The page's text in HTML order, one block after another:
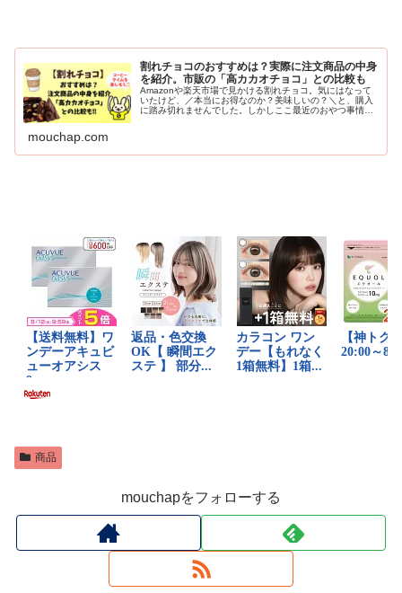
割れチョコのおすすめは？実際に注文商品の中身
を紹介。市販の「高カカオチョコ」との比較も
Amazonや楽天市場で見かける割れチョコ。気にはなって
いたけど、／本当にお得なのか？美味しいの？＼と、購入
に踏み切れませんでした。しかしここ最近のおやつ事情は
mouchap.com
商品
mouchapをフォローする